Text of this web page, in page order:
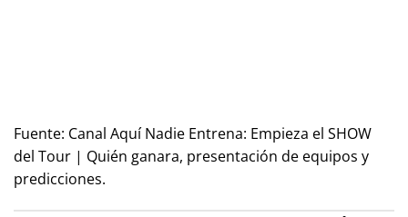
Fuente: Canal Aquí Nadie Entrena: Empieza el SHOW
del Tour | Quién ganara, presentación de equipos y
predicciones.